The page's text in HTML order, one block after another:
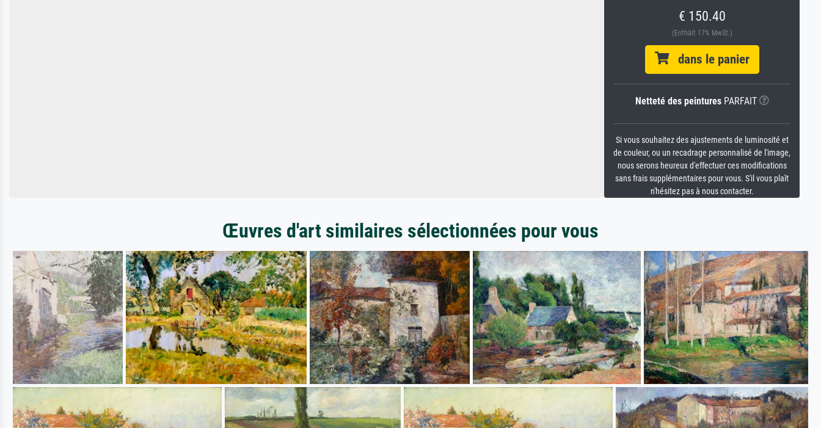
€ 150.40
(Enthält 17% MwSt.)
dans le panier
Netteté des peinturesPARFAIT
Si vous souhaitez des ajustements de luminosité et
de couleur, ou un recadrage personnalisé de l'image,
nous serons heureux d'effectuer ces modifications
sans frais supplémentaires pour vous. S'il vous plaît
n'hésitez pas à nous contacter.
Œuvres d'art similaires sélectionnées pour vous